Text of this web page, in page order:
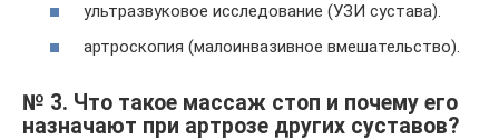
ультразвуковое исследование (УЗИ сустава).
артроскопия (малоинвазивное вмешательство).
№ 3. Что такое массаж стоп и почему его
назначают при артрозе других суставов?